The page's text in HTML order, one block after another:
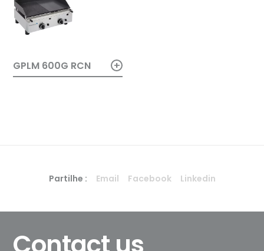
GPLM 600G RCN +
Partilhe : Email Facebook Linkedin